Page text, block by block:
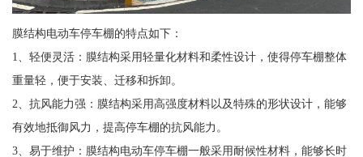
膜结构电动车停车棚的特点如下：
1、轻便灵活：膜结构采用轻量化材料和柔性设计，使得停车棚整体
重量轻，便于安装、迁移和拆卸。
2、抗风能力强：膜结构采用高强度材料以及特殊的形状设计，能够
有效地抵御风力，提高停车棚的抗风能力。
3、易于维护：膜结构电动车停车棚一般采用耐候性材料，能够长时